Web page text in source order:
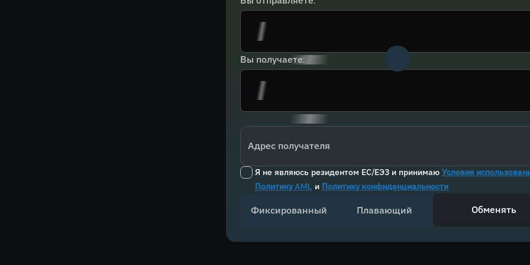
Вы получаете:
Адрес получателя
Я не являюсь резидентом ЕС/ЕЭЗ и принимаю Условия
Политику AML и Политику конфиденциальности
Фиксированный Плавающий Обменять